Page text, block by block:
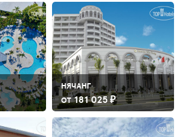
НЯЧАНГ
ОТ 181 025 ₽